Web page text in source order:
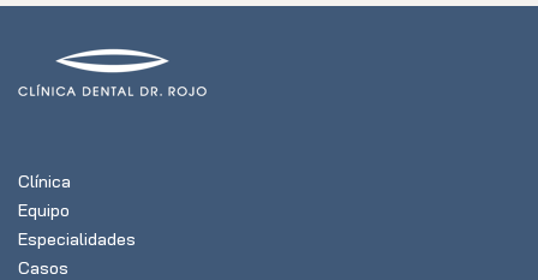
Clínica
Equipo
Especialidades
Casos